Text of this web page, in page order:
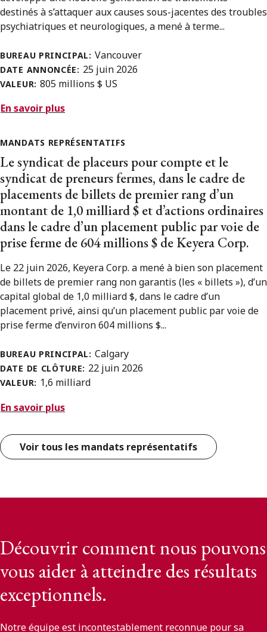
destinés à s’attaquer aux causes sous-jacentes des troubles
psychiatriques et neurologiques, a mené à terme...
BUREAU PRINCIPAL: Vancouver
DATE ANNONCÉE: 25 juin 2026
VALEUR: 805 millions $ US
En savoir plus
MANDATS REPRÉSENTATIFS
Le syndicat de placeurs pour compte et le
syndicat de preneurs fermes, dans le cadre de
placements de billets de premier rang d’un
montant de 1,0 milliard $ et d’actions ordinaires
dans le cadre d’un placement public par voie de
prise ferme de 604 millions $ de Keyera Corp.
Le 22 juin 2026, Keyera Corp. a mené à bien son placement
de billets de premier rang non garantis (les « billets »), d’un
capital global de 1,0 milliard $, dans le cadre d’un
placement privé, ainsi qu’un placement public par voie de
prise ferme d’environ 604 millions $...
BUREAU PRINCIPAL: Calgary
DATE DE CLÔTURE: 22 juin 2026
VALEUR: 1,6 milliard
En savoir plus
Voir tous les mandats représentatifs
Découvrir comment nous pouvons
vous aider à atteindre des résultats
exceptionnels.
Notre équipe est incontestablement reconnue pour sa